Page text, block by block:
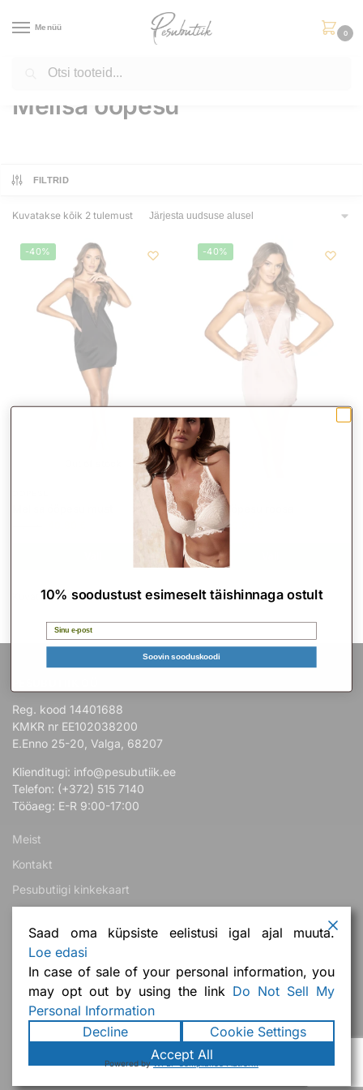
Menüü
0
/ Tooted siltidega “Melisa ööpesu”
Melisa ööpesu
FILTRID
Kuvatakse kõik 2 tulemust
-40% -40%
ÖÖPESU
Melisa ööpesu roosa
68.00€ 40.80
Kuvatakse kõik 2 tulemust
Reg. kood 14401688
KMKR nr EE102038200
E.Enno 25-20, Valga, 68207
Klienditugi: info@pesubutiik.ee
Telefon: (+372) 515 7140
Tööaeg: E-R 9:00-17:00
Meist
Kontakt
Pesubutiigi kinkekaart
Järelmaks
Korduma kippuvad küsimused
Ostuabi ja tingimused
Pesubutiik OÜ
Saad oma küpsiste eelistusi igal ajal muuta.
Loe edasi
In case of sale of your personal information, you
may opt out by using the link Do Not Sell My
Personal Information
Decline
Cookie Settings
Accept All
Powered by WPLP Compliance Platform
10% soodustust esimeselt täishinnaga ostult
Email
Soovin sooduskoodi